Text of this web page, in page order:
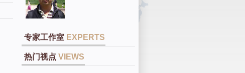
专家工作室 EXPERTS
热门视点 VIEWS